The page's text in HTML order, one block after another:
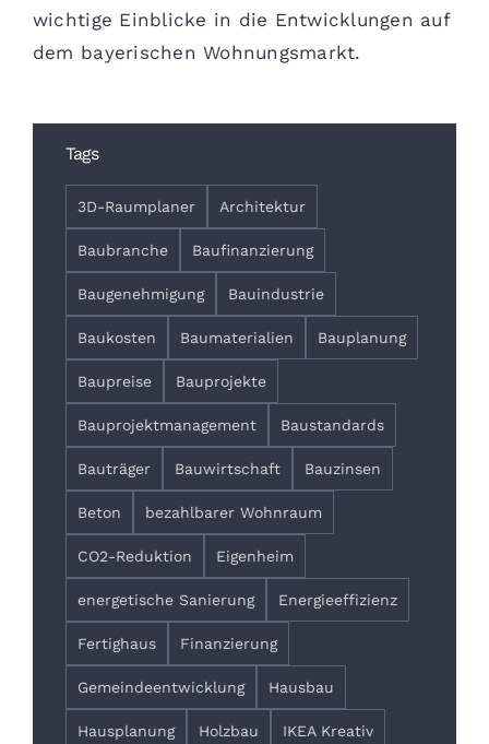
wichtige Einblicke in die Entwicklungen auf
dem bayerischen Wohnungsmarkt.
Tags
3D-Raumplaner Architektur
Baubranche Baufinanzierung
Baugenehmigung Bauindustrie
Baukosten Baumaterialien Bauplanung
Baupreise Bauprojekte
Bauprojektmanagement Baustandards
Bauträger Bauwirtschaft Bauzinsen
Beton bezahlbarer Wohnraum
CO2-Reduktion Eigenheim
energetische Sanierung Energieeffizienz
Fertighaus Finanzierung
Gemeindeentwicklung Hausbau
Hausplanung Holzbau IKEA Kreativ